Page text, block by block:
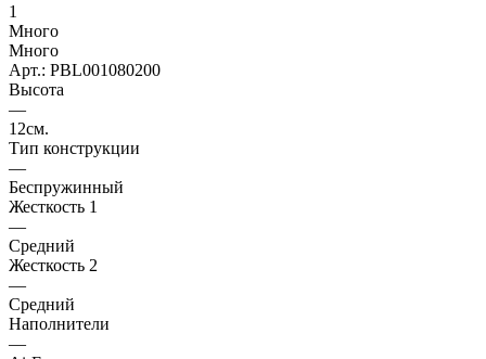
1
Много
Много
Арт.: PBL001080200
Высота
—
12см.
Тип конструкции
—
Беспружинный
Жесткость 1
—
Средний
Жесткость 2
—
Средний
Наполнители
—